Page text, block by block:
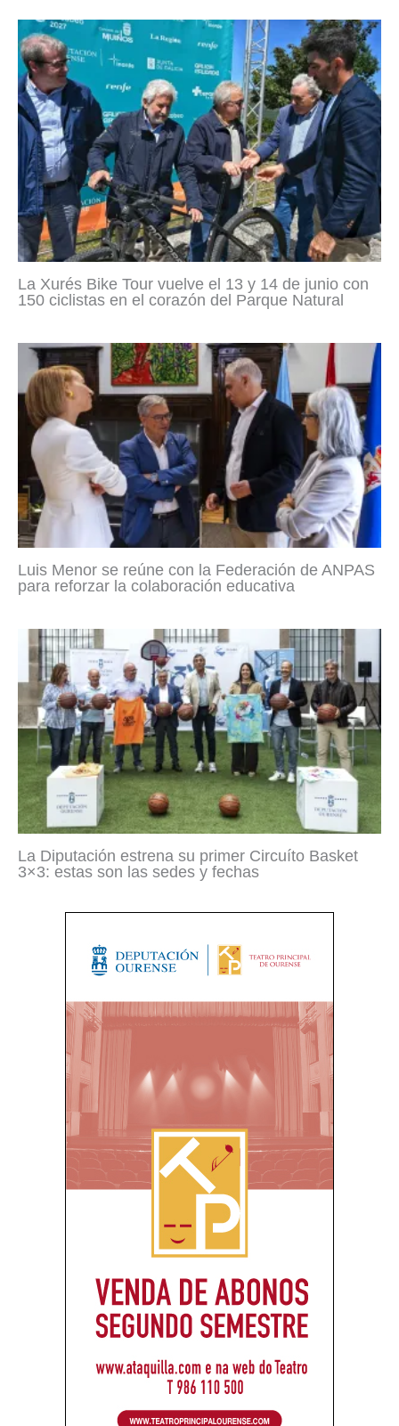
La Xurés Bike Tour vuelve el 13 y 14 de junio con
150 ciclistas en el corazón del Parque Natural
Luis Menor se reúne con la Federación de ANPAS
para reforzar la colaboración educativa
La Diputación estrena su primer Circuíto Basket
3×3: estas son las sedes y fechas